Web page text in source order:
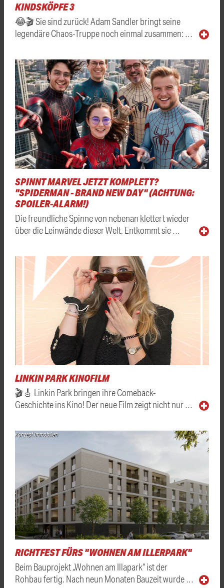
KINDSKÖPFE 3
😂🎬 Sie sind zurück! Adam Sandler bringt seine
legendäre Chaos-Truppe noch einmal zusammen: …
SPINNT MARVEL JETZT KOMPLETT?
"SPIDERMAN - BRAND NEW DAY" (ACHTUNG:
SPOILER-ALARM!)
Die freundliche Spinne von nebenan klettert wieder
über die Leinwände dieser Welt. Entkommt sie …
LINKIN PARK KINOFILM
🎬🎸 Linkin Park bringen ihre Comeback-
Geschichte ins Kino! Der neue Film zeigt nicht nur …
Konzept Immobilien
RICHTFEST FÜRS "WOHNEN AM ILLERPARK"
Beim Bauprojekt „Wohnen am Illapark“ ist der
Rohbau fertig. Nach neun Monaten Bauzeit wurde …